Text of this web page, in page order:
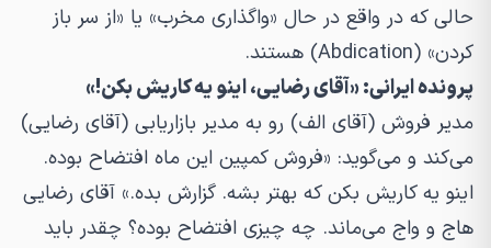
حالی که در واقع در حال «واگذاری مخرب» یا «از سر باز
کردن» (Abdication) هستند.
پرونده ایرانی: «آقای رضایی، اینو یه کاریش بکن!»
مدیر فروش (آقای الف) رو به مدیر بازاریابی (آقای رضایی)
می‌کند و می‌گوید: «فروش کمپین این ماه افتضاح بوده.
اینو یه کاریش بکن که بهتر بشه. گزارش بده.» آقای رضایی
هاج و واج می‌ماند. چه چیزی افتضاح بوده؟ چقدر باید